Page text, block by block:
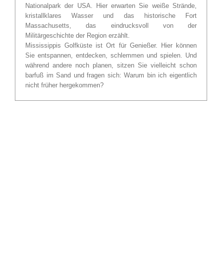
Nationalpark der USA. Hier erwarten Sie weiße Strände,
kristallklares Wasser und das historische Fort
Massachusetts, das eindrucksvoll von der
Militärgeschichte der Region erzählt.
Mississippis Golfküste ist Ort für Genießer. Hier können
Sie entspannen, entdecken, schlemmen und spielen. Und
während andere noch planen, sitzen Sie vielleicht schon
barfuß im Sand und fragen sich: Warum bin ich eigentlich
nicht früher hergekommen?